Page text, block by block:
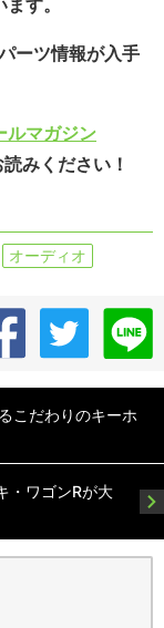
す。
ーツ情報が入手
ルマガジン
読みください！
オーディオ
こだわりのキーホ
・ワゴンRが大